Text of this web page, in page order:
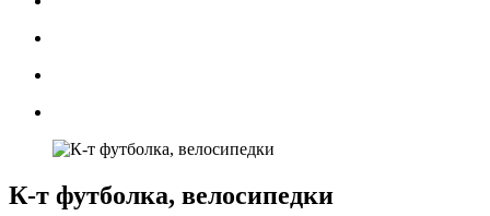
К-т футболка, велосипедки